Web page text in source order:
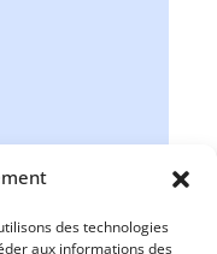
des technologies
aux informations des